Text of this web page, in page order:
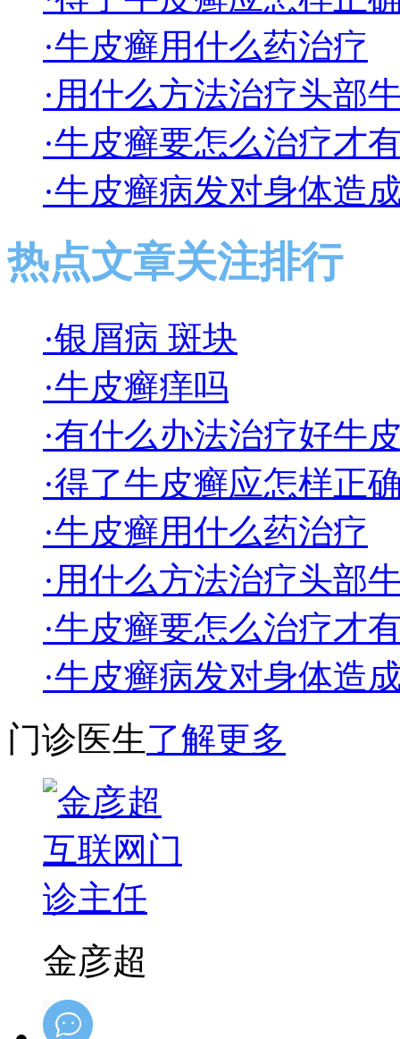
·牛皮癣用什么药治疗
·用什么方法治疗头部
·牛皮癣要怎么治疗才
·牛皮癣病发对身体造
热点文章关注排行
·银屑病 斑块
·牛皮癣痒吗
·有什么办法治疗好牛
·得了牛皮癣应怎样正
·牛皮癣用什么药治疗
·用什么方法治疗头部
·牛皮癣要怎么治疗才
·牛皮癣病发对身体造
门诊医生了解更多
金彦超